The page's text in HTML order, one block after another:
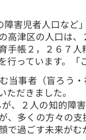
障害児者人口など
高津区の人口は
手帳２，２６７
っています。「
当事者（盲ろう
だきました。
、２人の知的障
、多くの方々の
で過ごす未来が